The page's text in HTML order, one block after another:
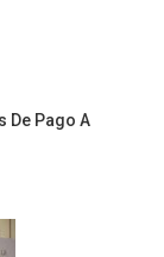
De Pago A